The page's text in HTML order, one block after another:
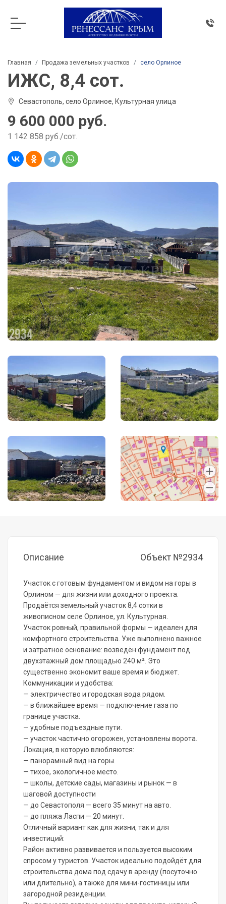
Главная Продажа земельных участков село Орлиное
ИЖС, 8,4 сот.
Севастополь, село Орлиное, Культурная улица
9 600 000 руб.
1 142 858 руб./сот.
Описание Объект №2934
Участок с готовым фундаментом и видом на горы в
Орлином — для жизни или доходного проекта.
Продаётся земельный участок 8,4 сотки в
живописном селе Орлиное, ул. Культурная.
Участок ровный, правильной формы — идеален для
комфортного строительства. Уже выполнено важное
и затратное основание: возведён фундамент под
двухэтажный дом площадью 240 м². Это
существенно экономит ваше время и бюджет.
Коммуникации и удобства:
— электричество и городская вода рядом.
— в ближайшее время — подключение газа по
границе участка.
— удобные подъездные пути.
— участок частично огорожен, установлены ворота.
Локация, в которую влюбляются:
— панорамный вид на горы.
— тихое, экологичное место.
— школы, детские сады, магазины и рынок — в
шаговой доступности
— до Севастополя — всего 35 минут на авто.
— до пляжа Ласпи — 20 минут.
Отличный вариант как для жизни, так и для
инвестиций:
Район активно развивается и пользуется высоким
спросом у туристов. Участок идеально подойдёт для
строительства дома под сдачу в аренду (посуточно
или длительно), а также для мини-гостиницы или
загородной резиденции.